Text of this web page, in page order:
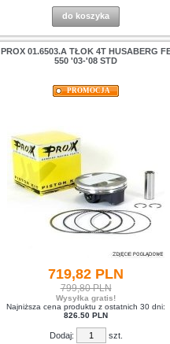
do koszyka
PROX 01.6503.A TŁOK 4T HUSABERG
550 '03-'08 STD
PROMOCJA
719,82 PLN
799,80 PLN
Wysyłka gratis!
Najniższa cena produktu z ostatnich 30 dni:
826.50 PLN
Dodaj: szt.